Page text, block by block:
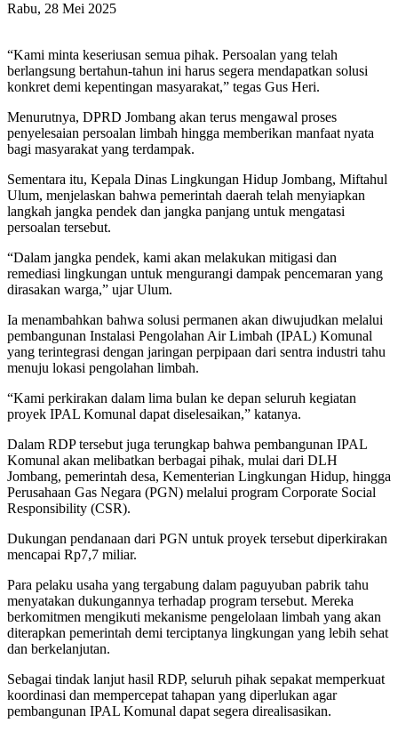
Rabu, 28 Mei 2025
“Kami minta keseriusan semua pihak. Persoalan yang telah
berlangsung bertahun-tahun ini harus segera mendapatkan solusi
konkret demi kepentingan masyarakat,” tegas Gus Heri.
Menurutnya, DPRD Jombang akan terus mengawal proses
penyelesaian persoalan limbah hingga memberikan manfaat nyata
bagi masyarakat yang terdampak.
Sementara itu, Kepala Dinas Lingkungan Hidup Jombang, Miftahul
Ulum, menjelaskan bahwa pemerintah daerah telah menyiapkan
langkah jangka pendek dan jangka panjang untuk mengatasi
persoalan tersebut.
“Dalam jangka pendek, kami akan melakukan mitigasi dan
remediasi lingkungan untuk mengurangi dampak pencemaran yang
dirasakan warga,” ujar Ulum.
Ia menambahkan bahwa solusi permanen akan diwujudkan melalui
pembangunan Instalasi Pengolahan Air Limbah (IPAL) Komunal
yang terintegrasi dengan jaringan perpipaan dari sentra industri tahu
menuju lokasi pengolahan limbah.
“Kami perkirakan dalam lima bulan ke depan seluruh kegiatan
proyek IPAL Komunal dapat diselesaikan,” katanya.
Dalam RDP tersebut juga terungkap bahwa pembangunan IPAL
Komunal akan melibatkan berbagai pihak, mulai dari DLH
Jombang, pemerintah desa, Kementerian Lingkungan Hidup, hingga
Perusahaan Gas Negara (PGN) melalui program Corporate Social
Responsibility (CSR).
Dukungan pendanaan dari PGN untuk proyek tersebut diperkirakan
mencapai Rp7,7 miliar.
Para pelaku usaha yang tergabung dalam paguyuban pabrik tahu
menyatakan dukungannya terhadap program tersebut. Mereka
berkomitmen mengikuti mekanisme pengelolaan limbah yang akan
diterapkan pemerintah demi terciptanya lingkungan yang lebih sehat
dan berkelanjutan.
Sebagai tindak lanjut hasil RDP, seluruh pihak sepakat memperkuat
koordinasi dan mempercepat tahapan yang diperlukan agar
pembangunan IPAL Komunal dapat segera direalisasikan.